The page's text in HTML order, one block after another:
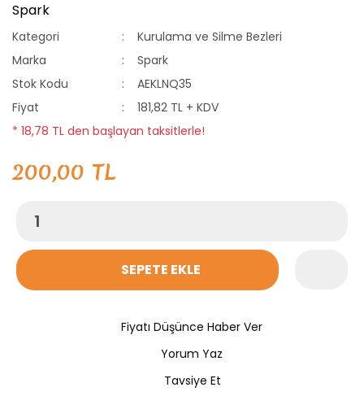
Spark
Kategori
Kurulama ve Silme Bezleri
Marka
Spark
Stok Kodu
AEKLNQ35
Fiyat
181,82 TL + KDV
* 18,78 TL den başlayan taksitlerle!
200,00 TL
SEPETE EKLE
Fiyatı Düşünce Haber Ver
Yorum Yaz
Tavsiye Et